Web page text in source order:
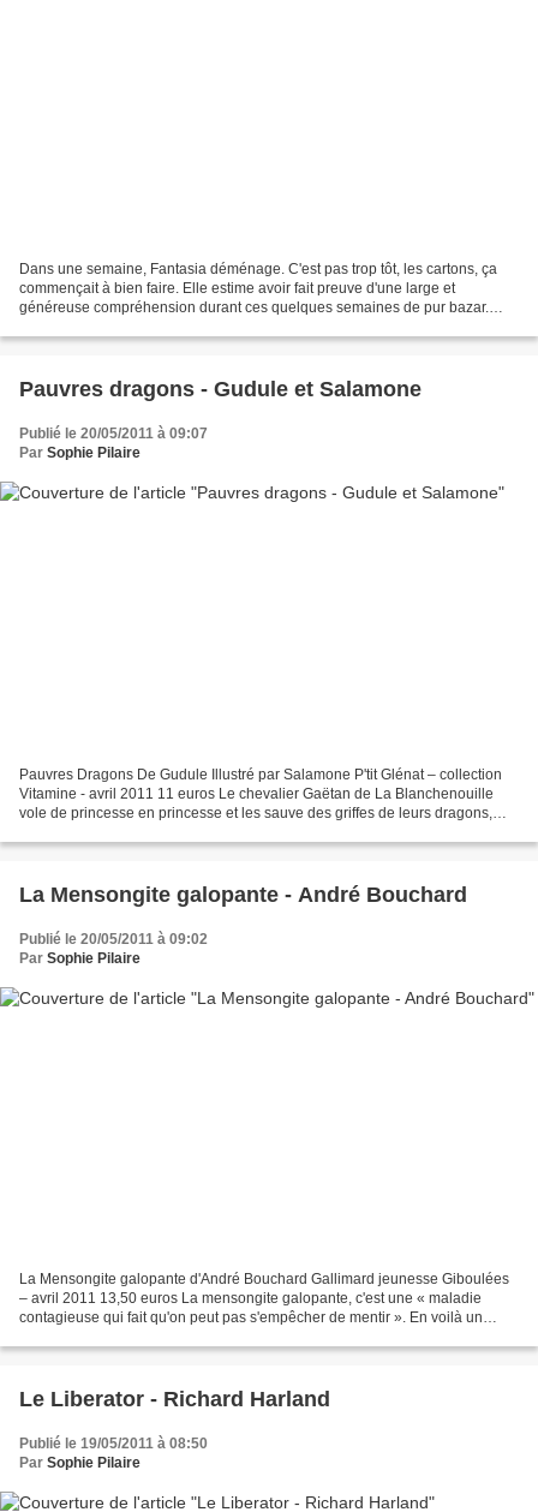
Dans une semaine, Fantasia déménage. C'est pas trop tôt, les cartons, ça
commençait à bien faire. Elle estime avoir fait preuve d'une large et
généreuse compréhension durant ces quelques semaines de pur bazar.
Pauvres dragons - Gudule et Salamone
Publié le 20/05/2011 à 09:07
Par Sophie Pilaire
Pauvres Dragons De Gudule Illustré par Salamone P'tit Glénat – collection
Vitamine - avril 2011 11 euros Le chevalier Gaëtan de La Blanchenouille
vole de princesse en princesse et les sauve des griffes de leurs dragons,
La Mensongite galopante - André Bouchard
Publié le 20/05/2011 à 09:02
Par Sophie Pilaire
La Mensongite galopante d'André Bouchard Gallimard jeunesse Giboulées
– avril 2011 13,50 euros La mensongite galopante, c'est une « maladie
contagieuse qui fait qu'on peut pas s'empêcher de mentir ». En voilà un
Le Liberator - Richard Harland
Publié le 19/05/2011 à 08:50
Par Sophie Pilaire